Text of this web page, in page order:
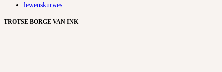
lewenskurwes
TROTSE BORGE VAN INK